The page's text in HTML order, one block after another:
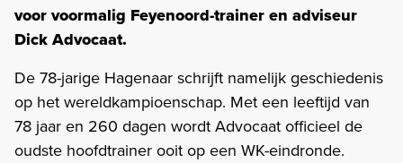
voor voormalig Feyenoord-trainer en adviseur
Dick Advocaat.
De 78-jarige Hagenaar schrijft namelijk geschiedenis
op het wereldkampioenschap. Met een leeftijd van
78 jaar en 260 dagen wordt Advocaat officieel de
oudste hoofdtrainer ooit op een WK-eindronde.